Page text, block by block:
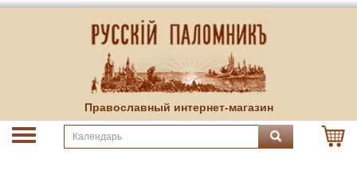
Православный интернет-магазин